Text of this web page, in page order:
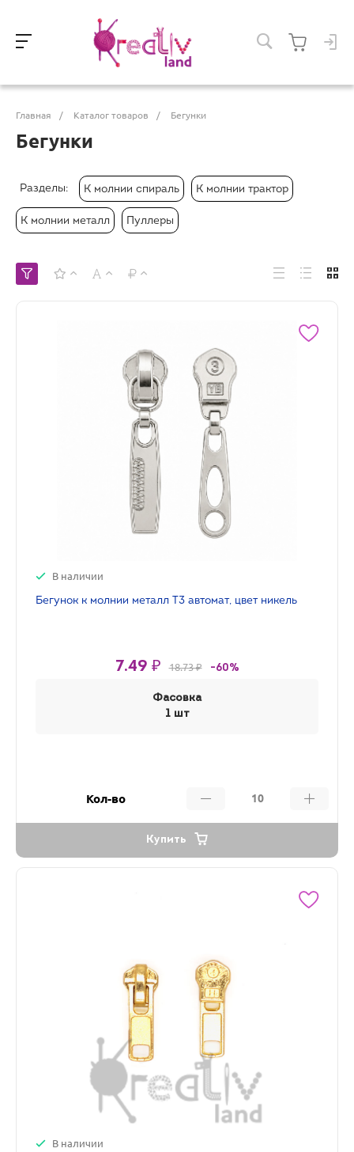
Главная / Каталог товаров / Бегунки
Бегунки
Разделы: К молнии спираль К молнии трактор
К молнии металл Пуллеры
В наличии
Бегунок к молнии металл Т3 автомат, цвет никель
7.49 ₽ 18.73 ₽ -60%
Фасовка
1 шт
Кол-во
Купить
В наличии